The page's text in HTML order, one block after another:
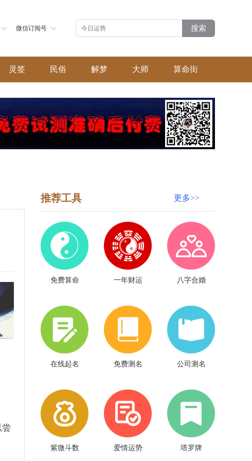
微信订阅号 搜索
灵签 民俗 解梦 大师 算命街
推荐工具 更多>>
免费算命 一年财运 八字合婚
在线起名 免费测名 公司测名
紫微斗数 爱情运势 塔罗牌